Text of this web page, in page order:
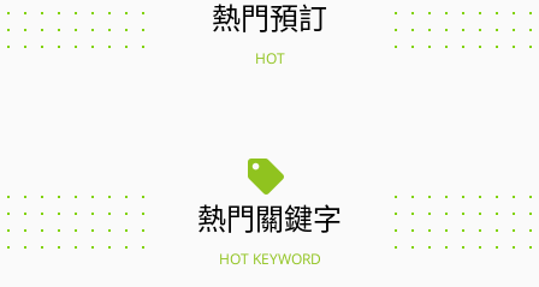
熱門預訂
HOT
熱門關鍵字
HOT KEYWORD